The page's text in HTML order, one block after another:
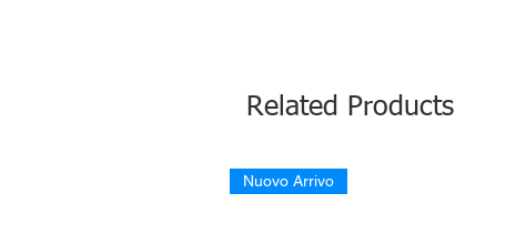
Related Products
Nuovo Arrivo